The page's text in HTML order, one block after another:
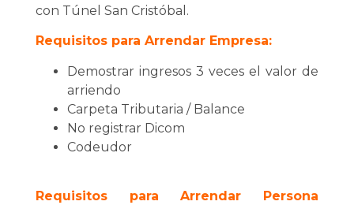
con Túnel San Cristóbal.
Requisitos para Arrendar Empresa:
Demostrar ingresos 3 veces el valor de
arriendo
Carpeta Tributaria / Balance
No registrar Dicom
Codeudor
Requisitos para Arrendar Persona